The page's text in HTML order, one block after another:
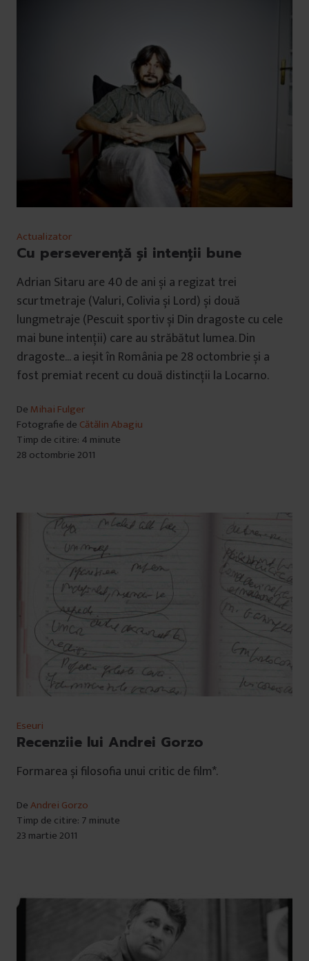
Actualizator
Cu perseverenţă şi intenţii bune
Adrian Sitaru are 40 de ani și a regizat trei
scurtmetraje (Valuri, Colivia și Lord) și două
lungmetraje (Pescuit sportiv și Din dragoste cu cele
mai bune intenții) care au străbătut lumea. Din
dragoste... a ieșit în România pe 28 octombrie și a
fost premiat recent cu două distincții la Locarno.
De Mihai Fulger
Fotografie de Cătălin Abagiu
Timp de citire: 4 minute
28 octombrie 2011
Eseuri
Recenziie lui Andrei Gorzo
Formarea și filosofia unui critic de film*.
DeAndrei Gorzo
Timp de citire: 7 minute
23 martie 2011